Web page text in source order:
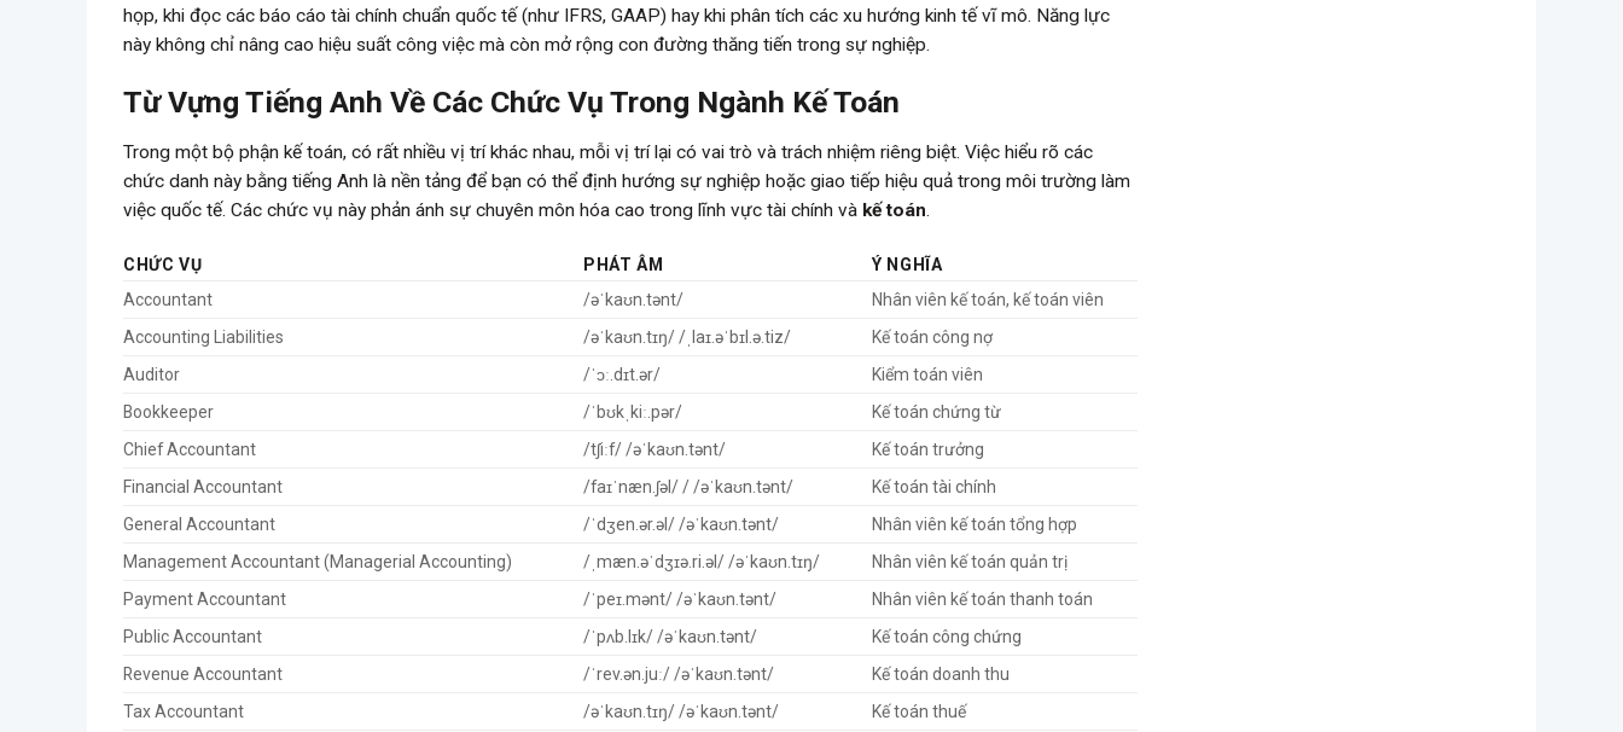
họp, khi đọc các báo cáo tài chính chuẩn quốc tế (như IFRS, GAAP) hay khi phân tích các xu hướng kinh tế vĩ mô. Năng lực
này không chỉ nâng cao hiệu suất công việc mà còn mở rộng con đường thăng tiến trong sự nghiệp.
Từ Vựng Tiếng Anh Về Các Chức Vụ Trong Ngành Kế Toán
Trong một bộ phận kế toán, có rất nhiều vị trí khác nhau, mỗi vị trí lại có vai trò và trách nhiệm riêng biệt. Việc hiểu rõ các
chức danh này bằng tiếng Anh là nền tảng để bạn có thể định hướng sự nghiệp hoặc giao tiếp hiệu quả trong môi trường làm
việc quốc tế. Các chức vụ này phản ánh sự chuyên môn hóa cao trong lĩnh vực tài chính và kế toán.
CHỨC VỤ PHÁT ÂM
Ý NGHĨA
Accountant
/əˈkaʊn.tənt/
Nhân viên kế toán, kế toán viên
Accounting Liabilities
/əˈkaʊn.tɪŋ/ /ˌlaɪ.əˈbɪl.ə.tiz/
Kế toán công nợ
Auditor
/ˈɔː.dɪt.ər/
Kiểm toán viên
Bookkeeper
/ˈbʊkˌkiː.pər/
Kế toán chứng từ
Chief Accountant
/tʃiːf/ /əˈkaʊn.tənt/
Kế toán trưởng
Financial Accountant
/faɪˈnæn.ʃəl/ / /əˈkaʊn.tənt/
Kế toán tài chính
General Accountant
/ˈdʒen.ər.əl/ /əˈkaʊn.tənt/
Nhân viên kế toán tổng hợp
Management Accountant (Managerial Accounting)
/ˌmæn.əˈdʒɪə.ri.əl/ /əˈkaʊn.tɪŋ/
Nhân viên kế toán quản trị
Payment Accountant
/ˈpeɪ.mənt/ /əˈkaʊn.tənt/
Nhân viên kế toán thanh toán
Public Accountant
/ˈpʌb.lɪk/ /əˈkaʊn.tənt/
Kế toán công chứng
Revenue Accountant
/ˈrev.ən.juː/ /əˈkaʊn.tənt/
Kế toán doanh thu
Tax Accountant
/əˈkaʊn.tɪŋ/ /əˈkaʊn.tənt/
Kế toán thuế